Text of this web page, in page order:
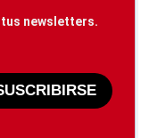
newsletters.